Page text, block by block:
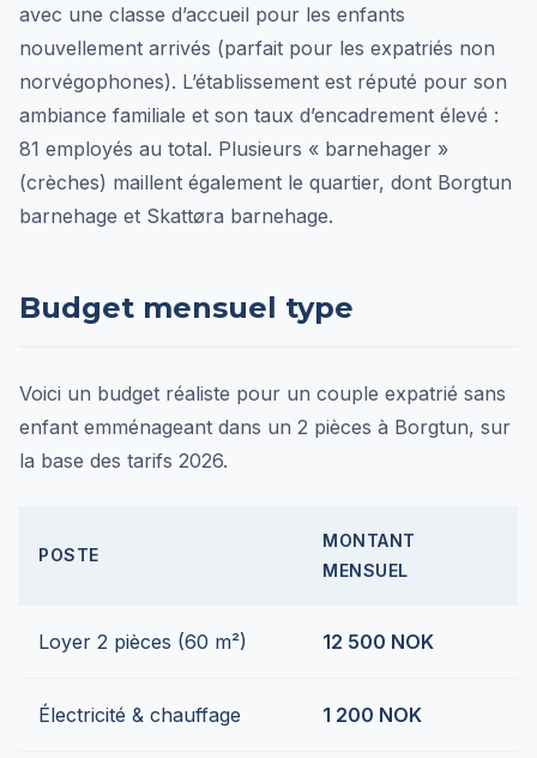
avec une classe d’accueil pour les enfants
nouvellement arrivés (parfait pour les expatriés non
norvégophones). L’établissement est réputé pour son
ambiance familiale et son taux d’encadrement élevé :
81 employés au total. Plusieurs « barnehager »
(crèches) maillent également le quartier, dont Borgtun
barnehage et Skattøra barnehage.
Budget mensuel type
Voici un budget réaliste pour un couple expatrié sans
enfant emménageant dans un 2 pièces à Borgtun, sur
la base des tarifs 2026.
POSTE
MONTANT
MENSUEL
Loyer 2 pièces (60 m²) 12 500 NOK
Électricité & chauffage 1 200 NOK